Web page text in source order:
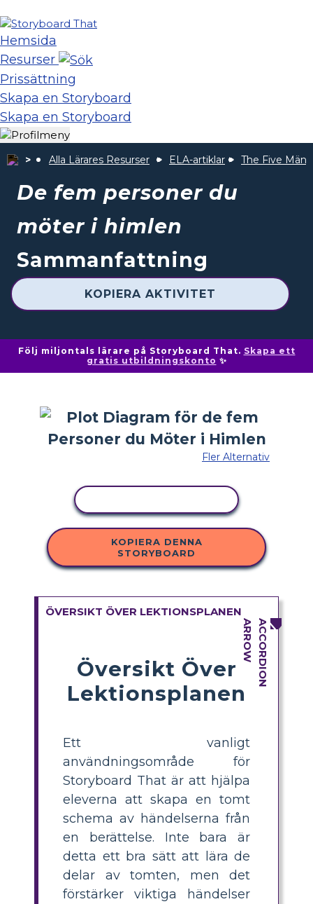
Hemsida
Resurser
Prissättning
Skapa en Storyboard
Skapa en Storyboard
Alla Lärares Resurser ELA-artiklar The Five
De fem personer du
möter i himlen
Sammanfattning
KOPIERA AKTIVITET
Följ miljontals lärare på Storyboard That. Skapa ett
gratis utbildningskonto ✨
Fler Alternativ
KOPIERA DENNA
STORYBOARD
ÖVERSIKT ÖVER LEKTIONSPLANEN
Översikt Över
Lektionsplanen
Ett vanligt
användningsområde för
Storyboard That är att hjälpa
eleverna att skapa en tomt
schema av händelserna från
en berättelse. Inte bara är
detta ett bra sätt att lära de
delar av tomten, men det
förstärker viktiga händelser